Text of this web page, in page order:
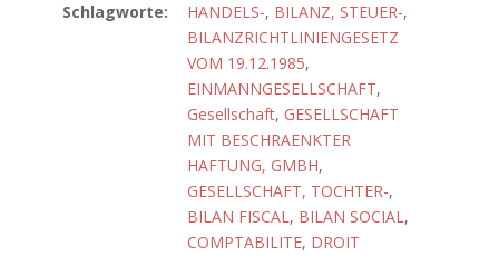
Schlagworte:
HANDELS-, BILANZ, STEUER-,
BILANZRICHTLINIENGESETZ
VOM 19.12.1985,
EINMANNGESELLSCHAFT,
Gesellschaft, GESELLSCHAFT
MIT BESCHRAENKTER
HAFTUNG, GMBH,
GESELLSCHAFT, TOCHTER-,
BILAN FISCAL, BILAN SOCIAL,
COMPTABILITE, DROIT